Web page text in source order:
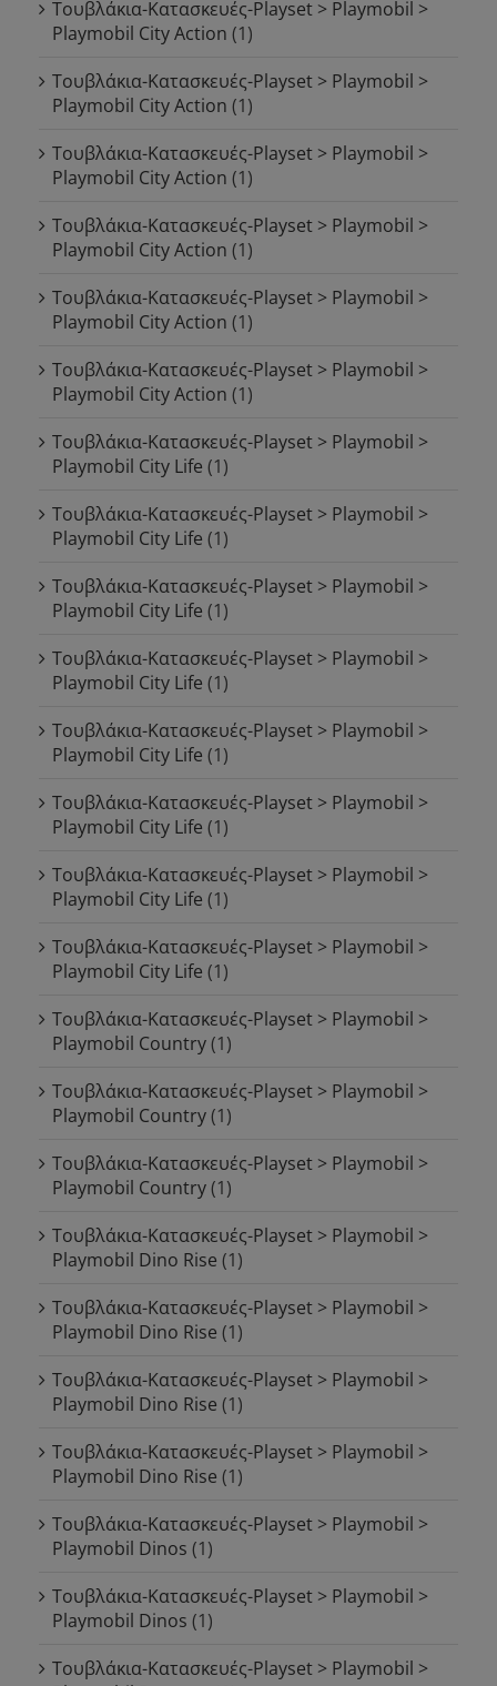
Τουβλάκια-Κατασκευές-Playset > Playmobil >
Playmobil City Action (1)
Τουβλάκια-Κατασκευές-Playset > Playmobil >
Playmobil City Action (1)
Τουβλάκια-Κατασκευές-Playset > Playmobil >
Playmobil City Action (1)
Τουβλάκια-Κατασκευές-Playset > Playmobil >
Playmobil City Action (1)
Τουβλάκια-Κατασκευές-Playset > Playmobil >
Playmobil City Action (1)
Τουβλάκια-Κατασκευές-Playset > Playmobil >
Playmobil City Action (1)
Τουβλάκια-Κατασκευές-Playset > Playmobil >
Playmobil City Life (1)
Τουβλάκια-Κατασκευές-Playset > Playmobil >
Playmobil City Life (1)
Τουβλάκια-Κατασκευές-Playset > Playmobil >
Playmobil City Life (1)
Τουβλάκια-Κατασκευές-Playset > Playmobil >
Playmobil City Life (1)
Τουβλάκια-Κατασκευές-Playset > Playmobil >
Playmobil City Life (1)
Τουβλάκια-Κατασκευές-Playset > Playmobil >
Playmobil City Life (1)
Τουβλάκια-Κατασκευές-Playset > Playmobil >
Playmobil City Life (1)
Τουβλάκια-Κατασκευές-Playset > Playmobil >
Playmobil City Life (1)
Τουβλάκια-Κατασκευές-Playset > Playmobil >
Playmobil Country(1)
Τουβλάκια-Κατασκευές-Playset > Playmobil >
Playmobil Country(1)
Τουβλάκια-Κατασκευές-Playset > Playmobil >
Playmobil Country(1)
Τουβλάκια-Κατασκευές-Playset > Playmobil >
Playmobil Dino Rise (1)
Τουβλάκια-Κατασκευές-Playset > Playmobil >
Playmobil Dino Rise (1)
Τουβλάκια-Κατασκευές-Playset > Playmobil >
Playmobil Dino Rise (1)
Τουβλάκια-Κατασκευές-Playset > Playmobil >
Playmobil Dino Rise (1)
Τουβλάκια-Κατασκευές-Playset > Playmobil >
Playmobil Dinos (1)
Τουβλάκια-Κατασκευές-Playset > Playmobil >
Playmobil Dinos (1)
Τουβλάκια-Κατασκευές-Playset > Playmobil >